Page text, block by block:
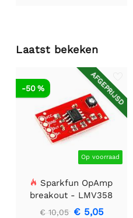
Laatst bekeken
AFGEPRIJSD
Op voorraad
-50 %
Sparkfun OpAmp
breakout - LMV358
€ 10,05 € 5,05